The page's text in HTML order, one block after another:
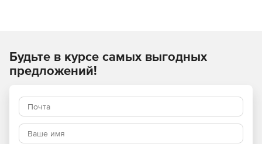
управлением доступом и прозрачной историей всех
операций.
Будьте в курсе самых выгодных
предложений!